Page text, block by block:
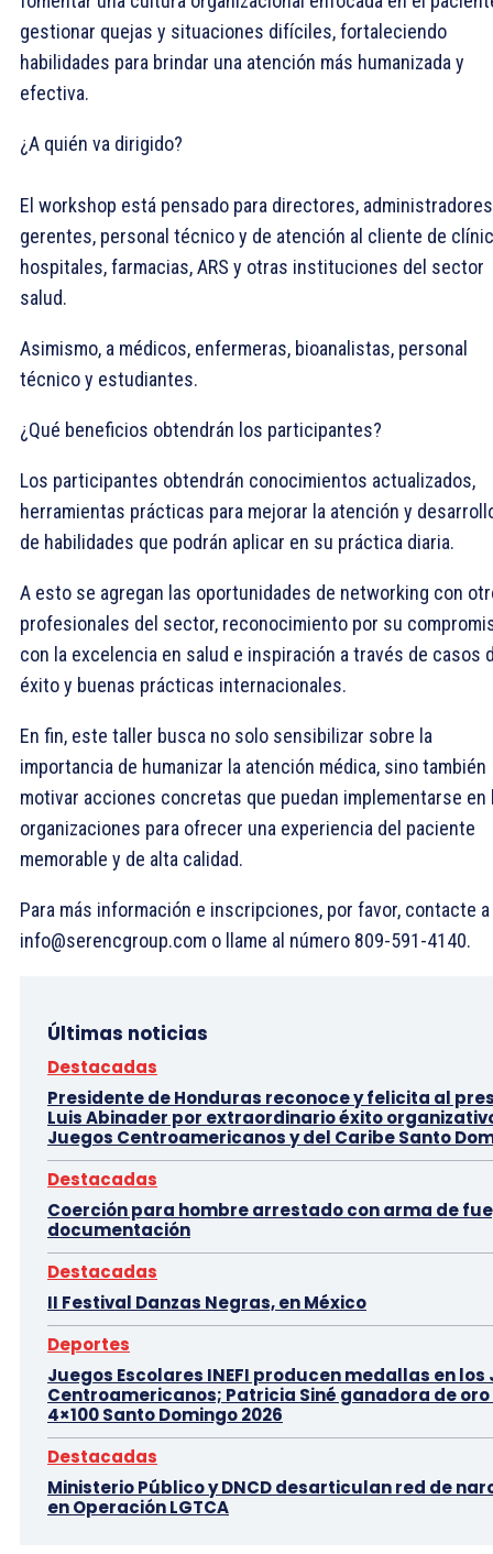
gestionar quejas y situaciones difíciles, fortaleciendo
habilidades para brindar una atención más humanizada y
efectiva.
¿A quién va dirigido?
El workshop está pensado para directores,
gerentes, personal técnico y de atención al cliente de
hospitales, farmacias, ARS y otras instituciones del sector
salud.
Asimismo, a médicos, enfermeras, bioanalistas, personal
técnico y estudiantes.
¿Qué beneficios obtendrán los participantes?
Los participantes obtendrán conocimientos actualizados,
herramientas prácticas para mejorar la atención y
de habilidades que podrán aplicar en su práctica diaria.
A esto se agregan las oportunidades de networking con
profesionales del sector, reconocimiento por su
con la excelencia en salud e inspiración a través de casos
éxito y buenas prácticas internacionales.
En fin, este taller busca no solo sensibilizar sobre la
importancia de humanizar la atención médica, sino también
motivar acciones concretas que puedan implementarse en
organizaciones para ofrecer una experiencia del paciente
memorable y de alta calidad.
Para más información e inscripciones, por favor, contacte a
info@serencgroup.com o llame al número 809-591-4140.
Últimas noticias
Destacadas
Presidente de Honduras reconoce y felicita al
Luis Abinader por extraordinario éxito
Juegos Centroamericanos y del Caribe Santo
Destacadas
Coerción para hombre arrestado con arma de
documentación
Destacadas
II Festival Danzas Negras, en México
Deportes
Juegos Escolares INEFI producen medallas en los
Centroamericanos; Patricia Siné ganadora de oro
4×100 Santo Domingo 2026
Destacadas
Ministerio Público y DNCD desarticulan red de
en Operación LGTCA